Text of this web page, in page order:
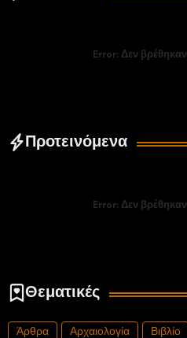
Error: Δεν
Προτεινόμενα
Error: Δεν
Θεματικές
Άρθρα Αρχαιολογία Βιβλίο